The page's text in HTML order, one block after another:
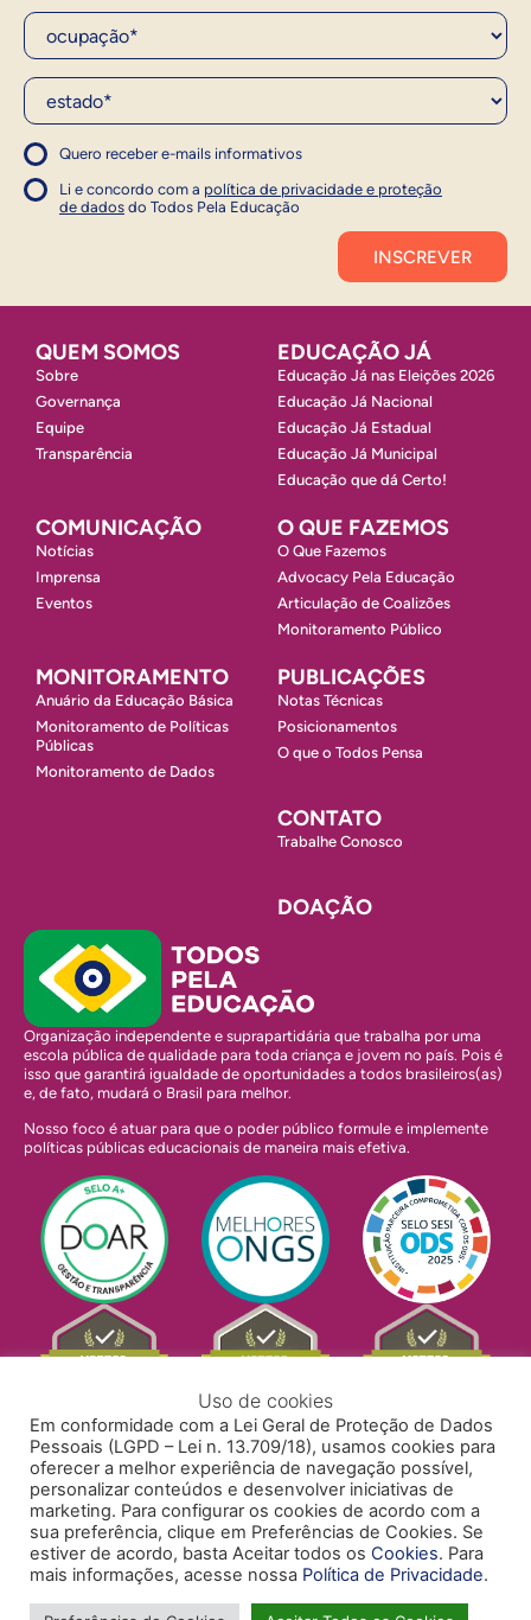
Ocupação*
Estado*
Quero receber e-mails informativos
1
Concordo com a política
Concordo com a política
Li e concordo com a política de privacidade e proteção
de dados do Todos Pela Educação
1
QUEM SOMOS
Sobre
Governança
Equipe
Transparência
EDUCAÇÃO JÁ
Educação Já nas Eleições 2026
Educação Já Nacional
Educação Já Estadual
Educação Já Municipal
Educação que dá Certo!
COMUNICAÇÃO
Notícias
Imprensa
Eventos
O QUE FAZEMOS
O Que Fazemos
Advocacy Pela Educação
Articulação de Coalizões
Monitoramento Público
MONITORAMENTO
Anuário da Educação Básica
Monitoramento de Políticas
Públicas
Monitoramento de Dados
PUBLICAÇÕES
Notas Técnicas
Posicionamentos
O que o Todos Pensa
CONTATO
Trabalhe Conosco
DOAÇÃO
Organização independente e suprapartidária que trabalha por uma
escola pública de qualidade para toda criança e jovem no país. Pois é
isso que garantirá igualdade de oportunidades a todos brasileiros(as)
e, de fato, mudará o Brasil para melhor.
Nosso foco é atuar para que o poder público formule e implemente
políticas públicas educacionais de maneira mais efetiva.
POLÍTICA DE PRIVACIDADE
ACESSIBILIDADE
TRABALHE CONOSCO
Uso de cookies
Em conformidade com a Lei Geral de Proteção de Dados
Pessoais (LGPD – Lei n. 13.709/18), usamos cookies para
oferecer a melhor experiência de navegação possível,
personalizar conteúdos e desenvolver iniciativas de
marketing. Para configurar os cookies de acordo com a
sua preferência, clique em Preferências de Cookies. Se
estiver de acordo, basta Aceitar todos os Cookies. Para
mais informações, acesse nossa Política de Privacidade.